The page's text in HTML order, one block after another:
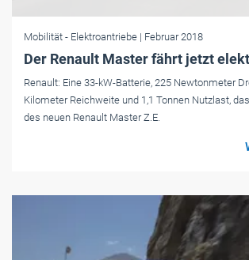
Mobilität - Elektroantriebe | Februar 2018
Der Renault Master fährt jetzt
Renault: Eine 33-kW-Batterie, 225 Newtonmeter
Kilometer Reichweite und 1,1 Tonnen Nutzlast,
des neuen Renault Master Z.E.